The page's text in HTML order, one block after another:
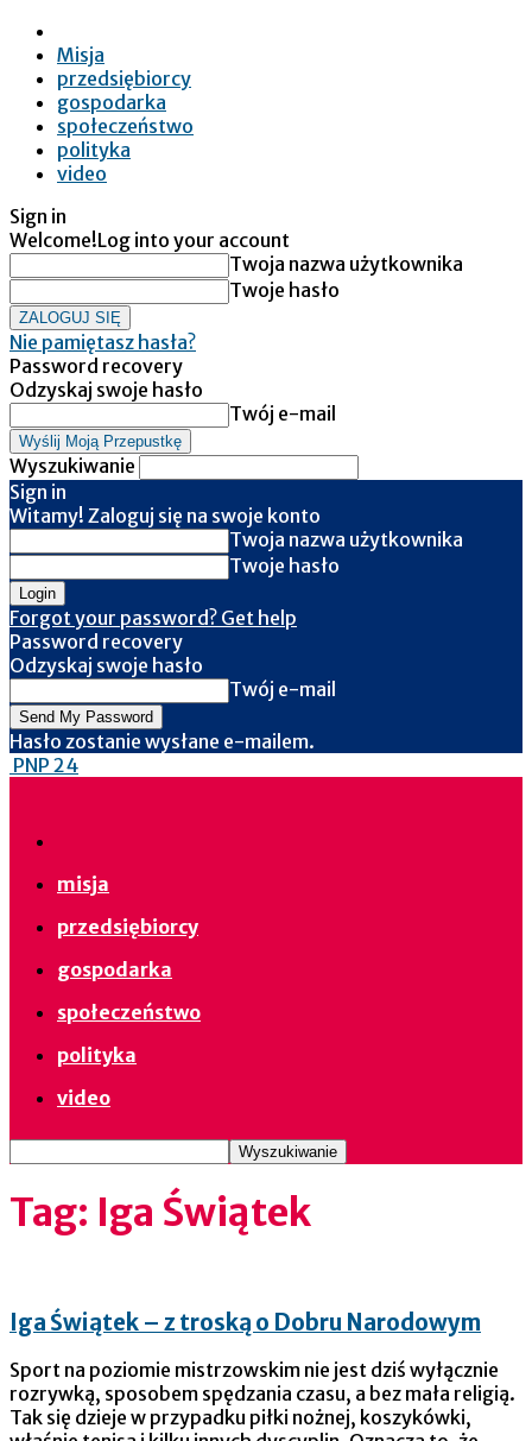
Misja
przedsiębiorcy
gospodarka
społeczeństwo
polityka
video
Sign in
Welcome!Log into your account
Twoja nazwa użytkownika
Twoje hasło
Nie pamiętasz hasła?
Password recovery
Odzyskaj swoje hasło
Twój e-mail
Wyszukiwanie
Sign in
Witamy! Zaloguj się na swoje konto
Twoja nazwa użytkownika
Twoje hasło
Forgot your password? Get help
Password recovery
Odzyskaj swoje hasło
Twój e-mail
Hasło zostanie wysłane e-mailem.
PNP 24
misja
przedsiębiorcy
gospodarka
społeczeństwo
polityka
video
Tag: Iga Świątek
Iga Świątek – z troską o Dobru Narodowym
Sport na poziomie mistrzowskim nie jest dziś wyłącznie
rozrywką, sposobem spędzania czasu, a bez mała religią.
Tak się dzieje w przypadku piłki nożnej, koszykówki,